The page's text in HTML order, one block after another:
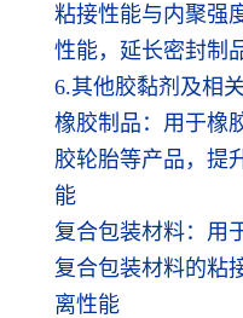
粘接性能与内聚强
性能，延长密封制
6.其他胶黏剂及相
橡胶制品：用于橡
胶轮胎等产品，提
能
复合包装材料：用
复合包装材料的粘
离性能